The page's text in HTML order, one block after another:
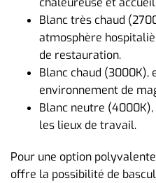
Blanc très chaud
atmosphère
de restauration.
Blanc chaud (3000K),
environnement de
Blanc neutre
les lieux de travail.
Pour une option
offre la possibilité de